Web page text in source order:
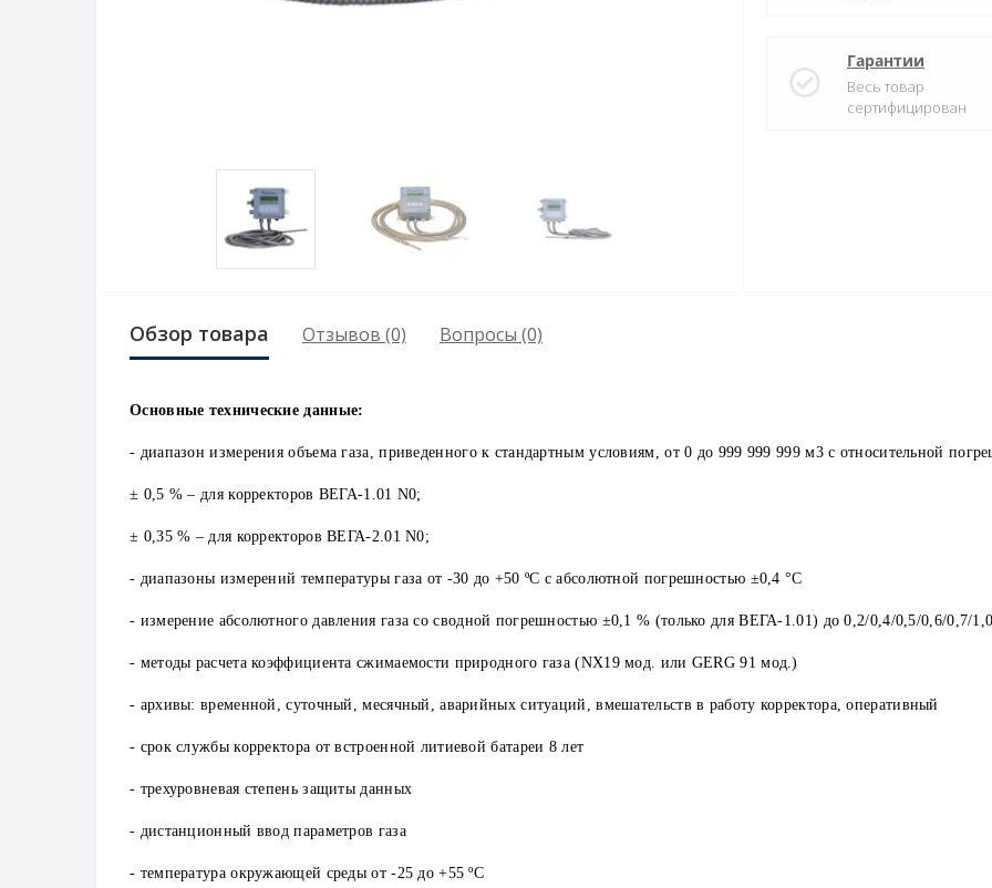
Гарантии
Весь товар
сертифицирован
Обзор товара Отзывов (0) Вопросы (0)
Основные технические данные:
- диапазон измерения объема газа, приведенного к стандартным условиям, от 0 до 999 999 999 м3 с относительной
± 0,5 % – для корректоров ВЕГА-1.01 N0;
± 0,35 % – для корректоров ВЕГА-2.01 N0;
- диапазоны измерений температуры газа от -30 до +50 ºC с абсолютной погрешностью ±0,4 °С
- измерение абсолютного давления газа со сводной погрешностью ±0,1 % (только для ВЕГА-1.01) до 0,2/0,4/0,5/0,6/0,7/
- методы расчета коэффициента сжимаемости природного газа (NX19 мод. или GERG 91 мод.)
- архивы: временной, суточный, месячный, аварийных ситуаций, вмешательств в работу корректора, оперативный
- срок службы корректора от встроенной литиевой батареи 8 лет
- трехуровневая степень защиты данных
- дистанционный ввод параметров газа
- температура окружающей среды от -25 до +55 ºC